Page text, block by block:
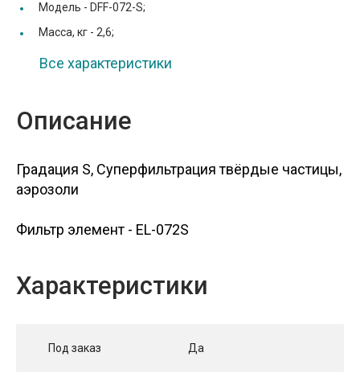
Модель - DFF-072-S;
Масса, кг - 2,6;
Все характеристики
Описание
Градация S, Суперфильтрация твёрдые частицы,
аэрозоли
Фильтр элемент - EL-072S
Характеристики
Под заказ Да